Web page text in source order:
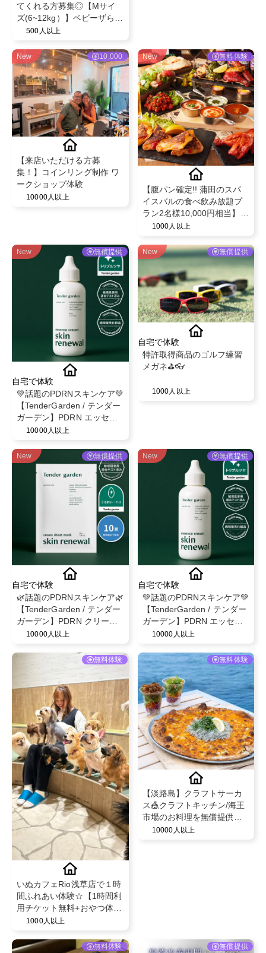
てくれる方募集◎【Mサイ
ズ(6~12kg）】ベビーザらス
限定！ベビー紙おむつパン
ベビー育児用品◎
500人以上
New 10,000
【来店いただける方募
集！】コインリング制作 ワ
ークショップ体験
10000人以上
New 無料体験
【腹パン確定!! 蒲田のスパ
イスバルの食べ飲み放題プ
ラン2名様10,000円相当】チ
ーズやスパイスを駆使した
無償提供♪
1000人以上
New 無償提供
自宅で体験
💚話題のPDRNスキンケア💚
【TenderGarden / テンダー
ガーデン】PDRN エッセン
スクリーム 80ml モニター募
10000人以上
New 無償提供
自宅で体験
特許取得商品のゴルフ練習
メガネ⛳️👓
1000人以上
New 無償提供
自宅で体験
🌿話題のPDRNスキンケア🌿
【TenderGarden / テンダー
ガーデン】PDRN クリーム
シートマスク 30g × 5枚 モ
10000人以上
New 無償提供
自宅で体験
💚話題のPDRNスキンケア💚
【TenderGarden / テンダー
ガーデン】PDRN エッセン
スクリーム 80ml モニター募
10000人以上
無料体験
いぬカフェRio浅草店で１時
間ふれあい体験☆【1時間利
用チケット無料+おやつ体
験】1000人以上
無料体験
【淡路島】クラフトサーカ
ス🎪クラフトキッチン/海王
市場のお料理を無償提供！
わんちゃん連れの方も大歓
10000人以上
無料体験 無償提供